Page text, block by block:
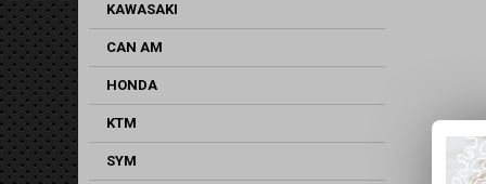
KAWASAKI
CAN AM
HONDA
KTM
SYM